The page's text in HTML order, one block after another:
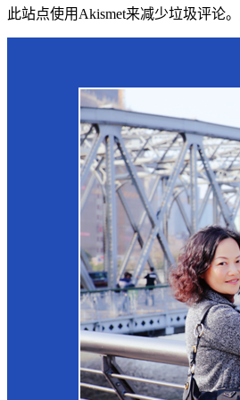
此站点使用Akismet来减少垃圾评论。